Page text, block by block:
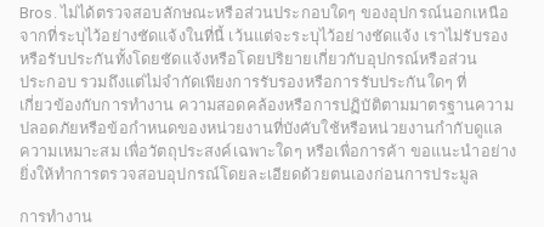
Bros. ไม่ได้ตรวจสอบลักษณะหรือส่วนประกอบใดๆ ของอุปกรณ์นอกเหนือ
จากที่ระบุไว้อย่างชัดแจ้งในที่นี้ เว้นแต่จะระบุไว้อย่างชัดแจ้ง เราไม่รับรอง
หรือรับประกันทั้งโดยชัดแจ้งหรือโดยปริยายเกี่ยวกับอุปกรณ์หรือส่วน
ประกอบ รวมถึงแต่ไม่จำกัดเพียงการรับรองหรือการรับประกันใดๆ ที่
เกี่ยวข้องกับการทำงาน ความสอดคล้องหรือการปฏิบัติตามมาตรฐานความ
ปลอดภัยหรือข้อกำหนดของหน่วยงานที่บังคับใช้หรือหน่วยงานกำกับดูแล
ความเหมาะสม เพื่อวัตถุประสงค์เฉพาะใดๆ หรือเพื่อการค้า ขอแนะนำอย่าง
ยิ่งให้ทำการตรวจสอบอุปกรณ์โดยละเอียดด้วยตนเองก่อนการประมูล
การทำงาน